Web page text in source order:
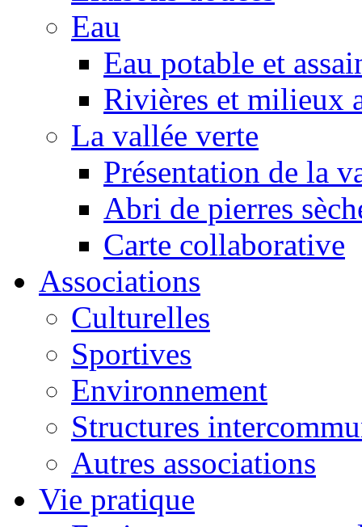
Eau
Eau potable et
Rivières et milieux
La vallée verte
Présentation de la
Abri de pierres
Carte collaborative
Associations
Culturelles
Sportives
Environnement
Structures
Autres associations
Vie pratique